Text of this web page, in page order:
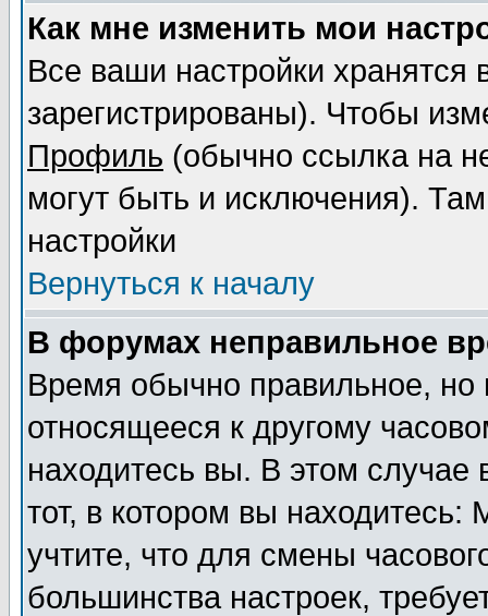
Как мне изменить мои
Все ваши настройки
зарегистрированы). Чтобы
Профиль (обычно ссылка на
могут быть и исключения).
настройки
Вернуться к началу
В форумах неправильное
Время обычно правильное,
относящееся к другому
находитесь вы. В этом
тот, в котором вы
учтите, что для смены
большинства настроек,